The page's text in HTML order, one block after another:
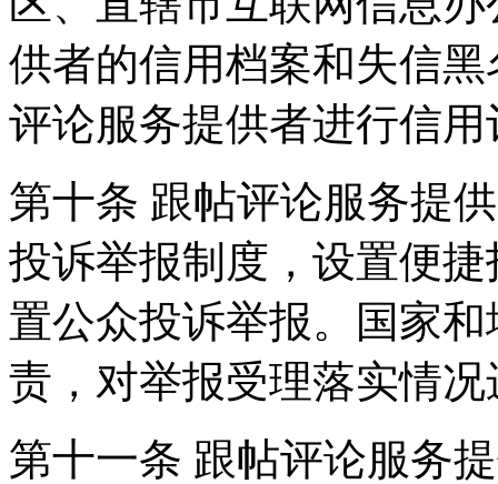
供者的信用档案和失信
评论服务提供者进行信用
第十条 跟帖评论服务提
投诉举报制度，设置便
置公众投诉举报。国家
责，对举报受理落实情
第十一条 跟帖评论服务